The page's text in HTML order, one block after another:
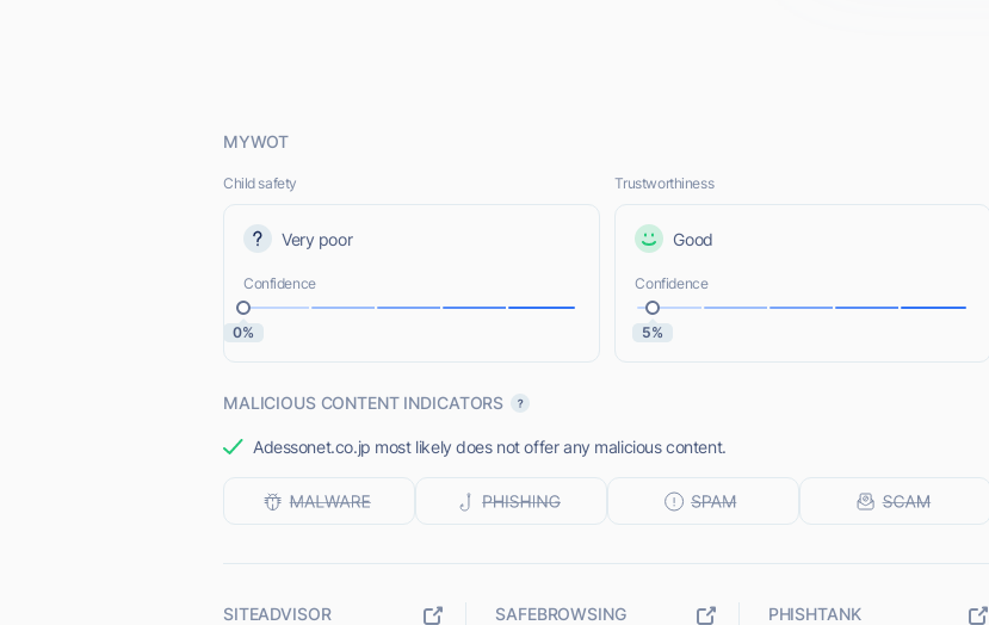
MYWOT
Child safety
Very poor
Confidence
0%
Trustworthiness
Good
Confidence
5%
MALICIOUS CONTENT INDICATORS
Adessonet.co.jp most likely does not offer any malicious content.
SITEADVISOR SAFEBROWSING PHISHTANK